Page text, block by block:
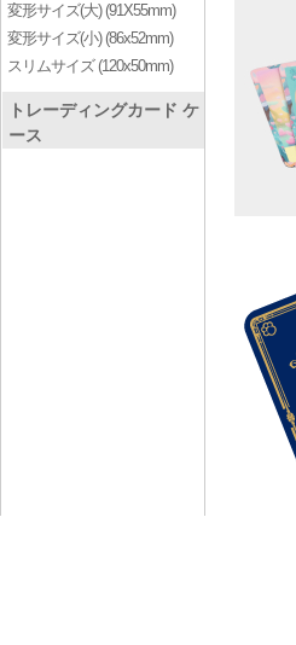
変形サイズ(大) (91X55mm)
変形サイズ(小) (86x52mm)
スリムサイズ (120x50mm)
トレーディングカード ケ
ース